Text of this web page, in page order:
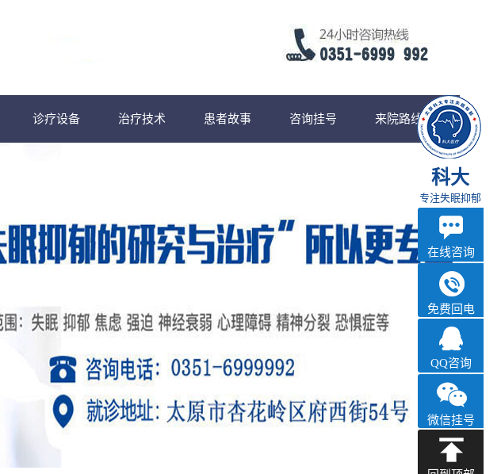
诊疗设备 治疗技术 患者故事 咨询挂号 来院路线
科大
专注失眠抑郁
在线咨询
免费回电
QQ咨询
微信挂号